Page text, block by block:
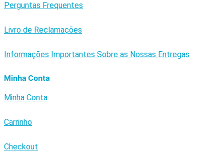
Perguntas Frequentes
Livro de Reclamações
Informações Importantes Sobre as Nossas Entregas
Minha Conta
Minha Conta
Carrinho
Checkout